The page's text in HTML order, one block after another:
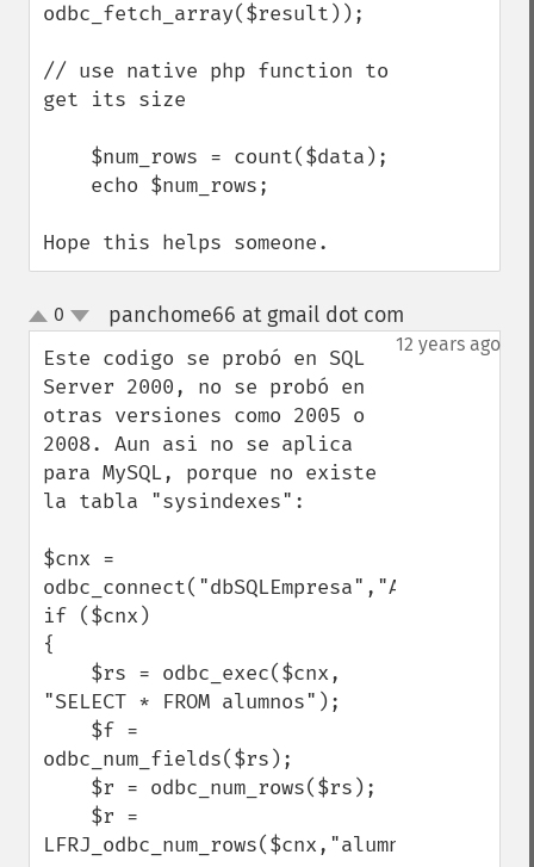
odbc_fetch_array($result));
// use native php function to
get its size
Hope this helps someone.
up
down
0 panchome66 at gmail dot com
12 years ago
Este codigo se probó en SQL
Server 2000, no se probó en
otras versiones como 2005 o
2008. Aun asi no se aplica
para MySQL, porque no existe
la tabla "sysindexes":
$cnx =
if ($cnx)
{
"SELECT * FROM alumnos");
odbc_num_fields($rs);
LFRJ_odbc_num_rows($cnx,"alumnos");